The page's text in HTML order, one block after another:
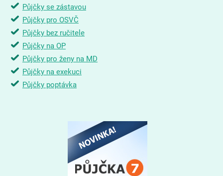
Půjčky se zástavou
Půjčky pro OSVČ
Půjčky bez ručitele
Půjčky na OP
Půjčky pro ženy na MD
Půjčky na exekuci
Půjčky poptávka